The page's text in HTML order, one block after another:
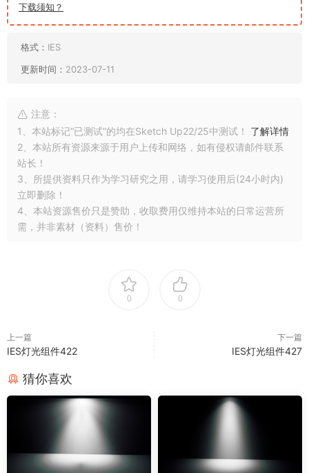
下载须知？
格式： IES
更新时间： 2023-07-11
注意：
1、本站标记“已测试”的均在Sketch Up22/25中测试！ 了解详情
2、本站所有资源来源于用户上传和网络，如有侵权请邮件联系
站长！
3、所提供资料只作为学习研究之用，请学习使用后(24小时内)
立即删除！
4、本站资源售价只是赞助，收取费用仅维持本站的日常运营所
需，并非素材（资料）售价！
0 0
上一篇
IES灯光组件422
下一篇
IES灯光组件427
猜你喜欢